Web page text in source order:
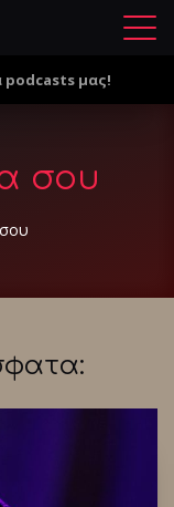
Μ
ο
podcasts μας!
σου